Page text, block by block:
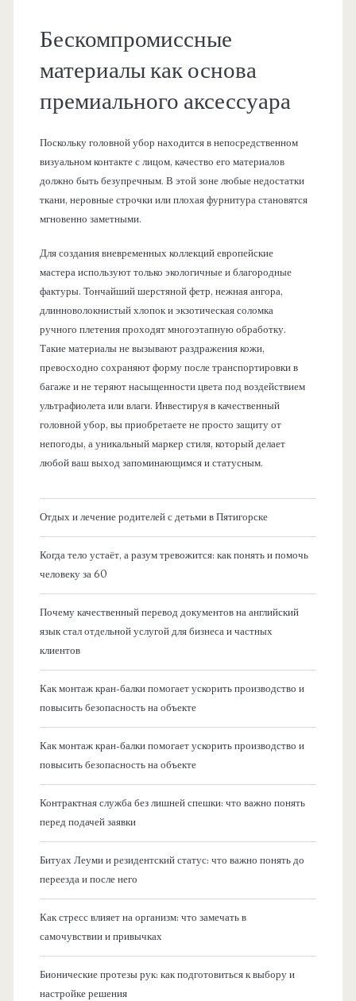
Бескомпромиссные
материалы как основа
премиального аксессуара
Поскольку головной убор находится в непосредственном
визуальном контакте с лицом, качество его материалов
должно быть безупречным. В этой зоне любые недостатки
ткани, неровные строчки или плохая фурнитура становятся
мгновенно заметными.
Для создания вневременных коллекций европейские
мастера используют только экологичные и благородные
фактуры. Тончайший шерстяной фетр, нежная ангора,
длинноволокнистый хлопок и экзотическая соломка
ручного плетения проходят многоэтапную обработку.
Такие материалы не вызывают раздражения кожи,
превосходно сохраняют форму после транспортировки в
багаже и не теряют насыщенности цвета под воздействием
ультрафиолета или влаги. Инвестируя в качественный
головной убор, вы приобретаете не просто защиту от
непогоды, а уникальный маркер стиля, который делает
любой ваш выход запоминающимся и статусным.
Отдых и лечение родителей с детьми в Пятигорске
Когда тело устаёт, а разум тревожится: как понять и помочь
человеку за 60
Почему качественный перевод документов на английский
язык стал отдельной услугой для бизнеса и частных
клиентов
Как монтаж кран-балки помогает ускорить производство и
повысить безопасность на объекте
Как монтаж кран-балки помогает ускорить производство и
повысить безопасность на объекте
Контрактная служба без лишней спешки: что важно понять
перед подачей заявки
Битуах Леуми и резидентский статус: что важно понять до
переезда и после него
Как стресс влияет на организм: что замечать в
самочувствии и привычках
Бионические протезы рук: как подготовиться к выбору и
настройке решения